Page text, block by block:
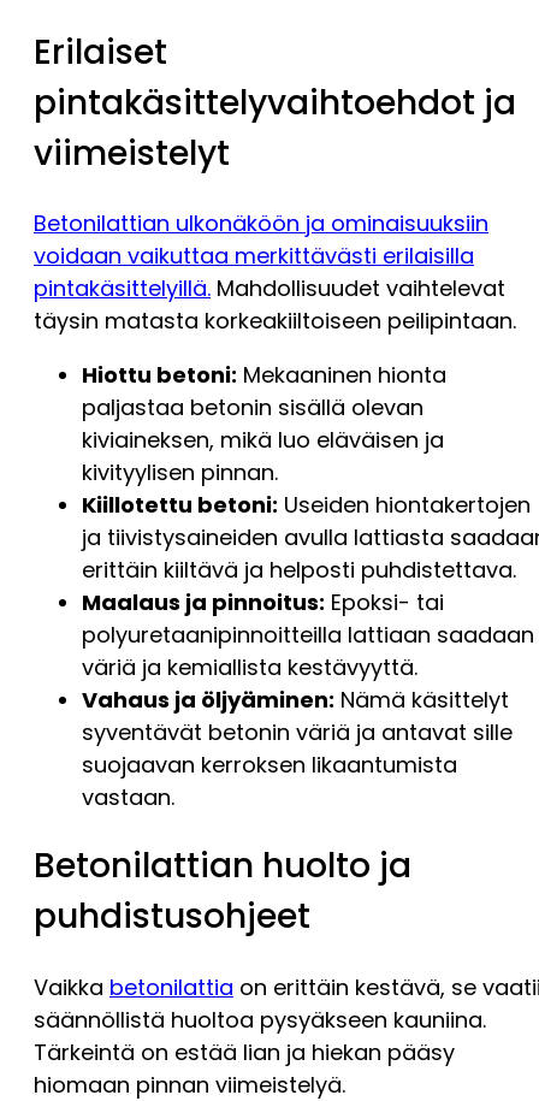
Erilaiset
pintakäsittelyvaihtoehdot ja
viimeistelyt
Betonilattian ulkonäköön ja ominaisuuksiin
voidaan vaikuttaa merkittävästi erilaisilla
pintakäsittelyillä. Mahdollisuudet vaihtelevat
täysin matasta korkeakiiltoiseen peilipintaan.
Hiottu betoni: Mekaaninen hionta
paljastaa betonin sisällä olevan
kiviaineksen, mikä luo eläväisen ja
kivityylisen pinnan.
Kiillotettu betoni: Useiden hiontakertojen
ja tiivistysaineiden avulla lattiasta
erittäin kiiltävä ja helposti puhdistettava.
Maalaus ja pinnoitus: Epoksi- tai
polyuretaanipinnoitteilla lattiaan saadaan
väriä ja kemiallista kestävyyttä.
Vahaus ja öljyäminen: Nämä käsittelyt
syventävät betonin väriä ja antavat sille
suojaavan kerroksen likaantumista
vastaan.
Betonilattian huolto ja
puhdistusohjeet
Vaikka betonilattia on erittäin kestävä, se
säännöllistä huoltoa pysyäkseen kauniina.
Tärkeintä on estää lian ja hiekan pääsy
hiomaan pinnan viimeistelyä.